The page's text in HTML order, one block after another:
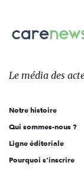
sur:
Carenews,
Le
des
l'engagement
Le média des
Notre histoire
Qui sommes-nous ?
Ligne éditoriale
Pourquoi s'inscrire